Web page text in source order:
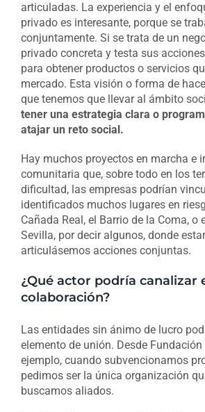
articuladas. La experiencia y el
privado es interesante, porque se
conjuntamente. Si se trata de un
privado concreta y testa sus
para obtener productos o servicios
mercado. Esta visión o forma de
que tenemos que llevar al ámbito
tener una estrategia clara o
atajar un reto social.
Hay muchos proyectos en marcha e
comunitaria que, sobre todo en los
dificultad, las empresas podrían
identificados muchos lugares en
Cañada Real, el Barrio de la Coma, o
Sevilla, por decir algunos, donde
articulásemos acciones conjuntas.
¿Qué actor podría canalizar
colaboración?
Las entidades sin ánimo de lucro
elemento de unión. Desde Fundación
ejemplo, cuando subvencionamos
pedimos ser la única organización
buscamos aliados.